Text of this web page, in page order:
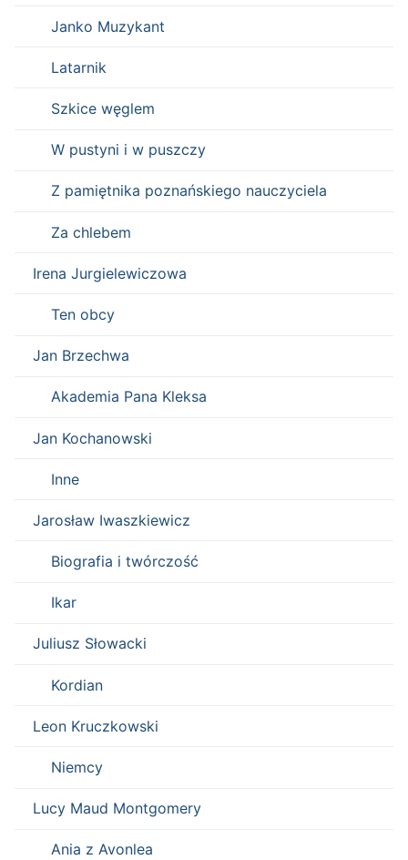
Janko Muzykant
Latarnik
Szkice węglem
W pustyni i w puszczy
Z pamiętnika poznańskiego nauczyciela
Za chlebem
Irena Jurgielewiczowa
Ten obcy
Jan Brzechwa
Akademia Pana Kleksa
Jan Kochanowski
Inne
Jarosław Iwaszkiewicz
Biografia i twórczość
Ikar
Juliusz Słowacki
Kordian
Leon Kruczkowski
Niemcy
Lucy Maud Montgomery
Ania z Avonlea